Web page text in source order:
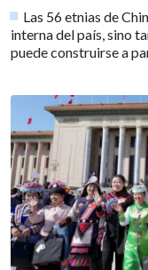
Las 56 etnias de
interna del país, sino
puede construirse a